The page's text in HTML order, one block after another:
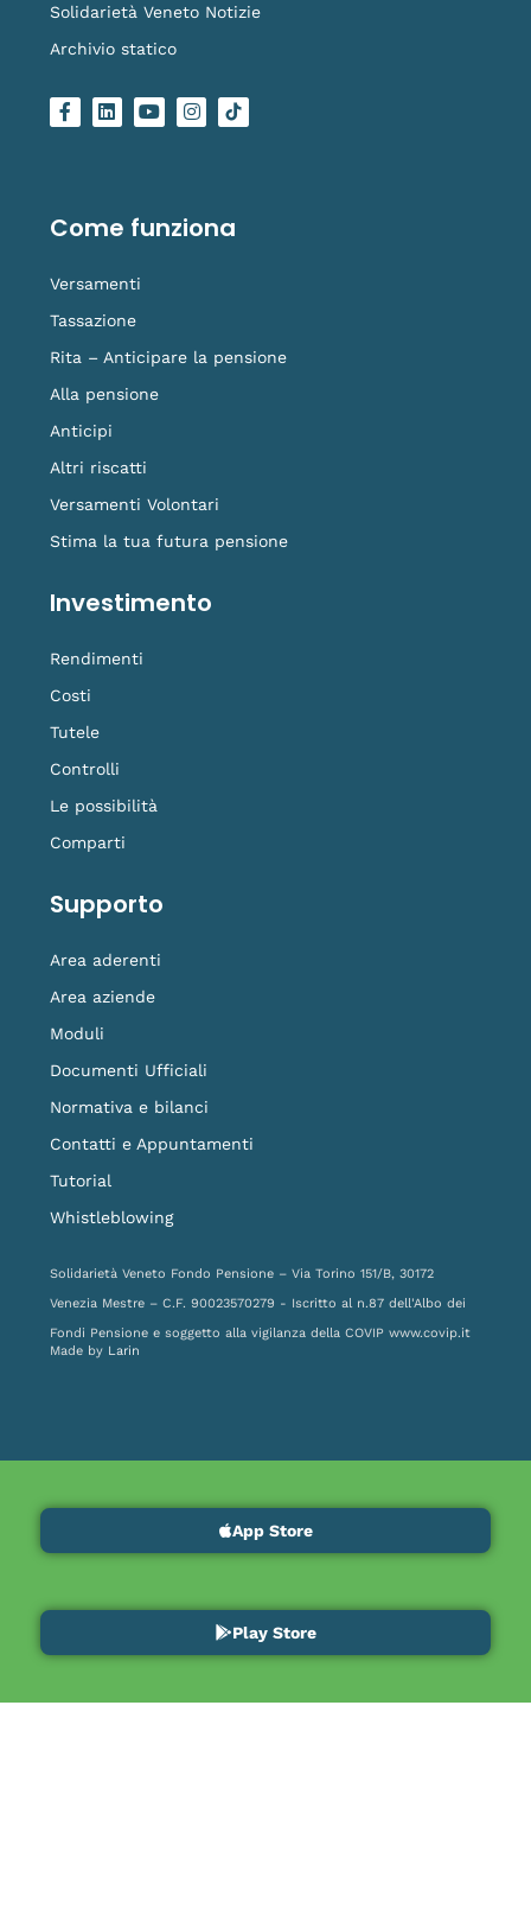
Solidarietà Veneto Notizie
Archivio statico
F
a
o
k
L
i
i
n
Y
o
e
I
n
r
a
L
o
i
k
Come funziona
Versamenti
Tassazione
Rita – Anticipare la pensione
Alla pensione
Anticipi
Altri riscatti
Versamenti Volontari
Stima la tua futura pensione
Investimento
Rendimenti
Costi
Tutele
Controlli
Le possibilità
Comparti
Supporto
Area aderenti
Area aziende
Moduli
Documenti Ufficiali
Normativa e bilanci
Contatti e Appuntamenti
Tutorial
Whistleblowing
Solidarietà Veneto Fondo Pensione – Via Torino 151/B, 30172
Venezia Mestre – C.F. 90023570279 - Iscritto al n.87 dell'Albo dei
Fondi Pensione e soggetto alla vigilanza della COVIP www.covip.it
Made by Larin
App Store
Play Store